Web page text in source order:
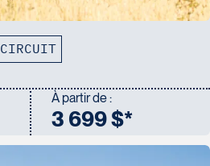
CIRCUIT
À partir de :
3 699 $*